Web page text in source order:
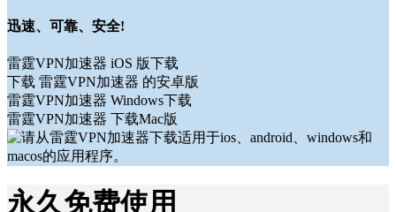
迅速、可靠、安全!
雷霆VPN加速器 iOS 版下载
下载 雷霆VPN加速器 的安卓版
雷霆VPN加速器 Windows下载
雷霆VPN加速器 下载Mac版
永久免费使用